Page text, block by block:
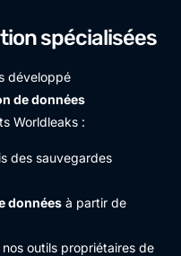
spécialisées
développé
de données
Worldleaks :
des sauvegardes
données à partir de
outils propriétaires de